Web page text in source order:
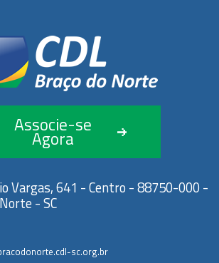
Associe-se
Agora
Vargas, 641 - Centro - 88750-000 -
- SC
sc.org.br